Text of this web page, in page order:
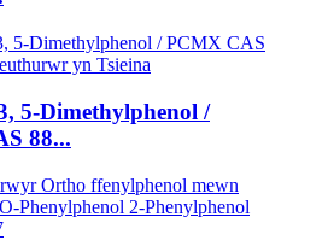
5-Dimethylphenol /
88...